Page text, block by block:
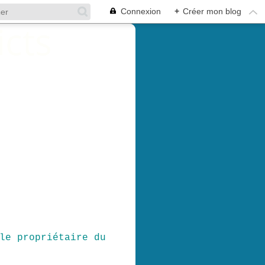
Connexion + Créer mon blog
propriétaire du